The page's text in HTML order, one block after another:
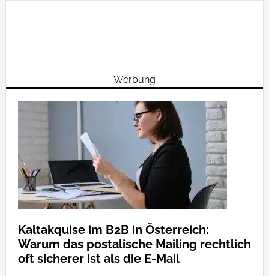
Werbung
Kaltakquise im B2B in Österreich:
Warum das postalische Mailing rechtlich
oft sicherer ist als die E-Mail